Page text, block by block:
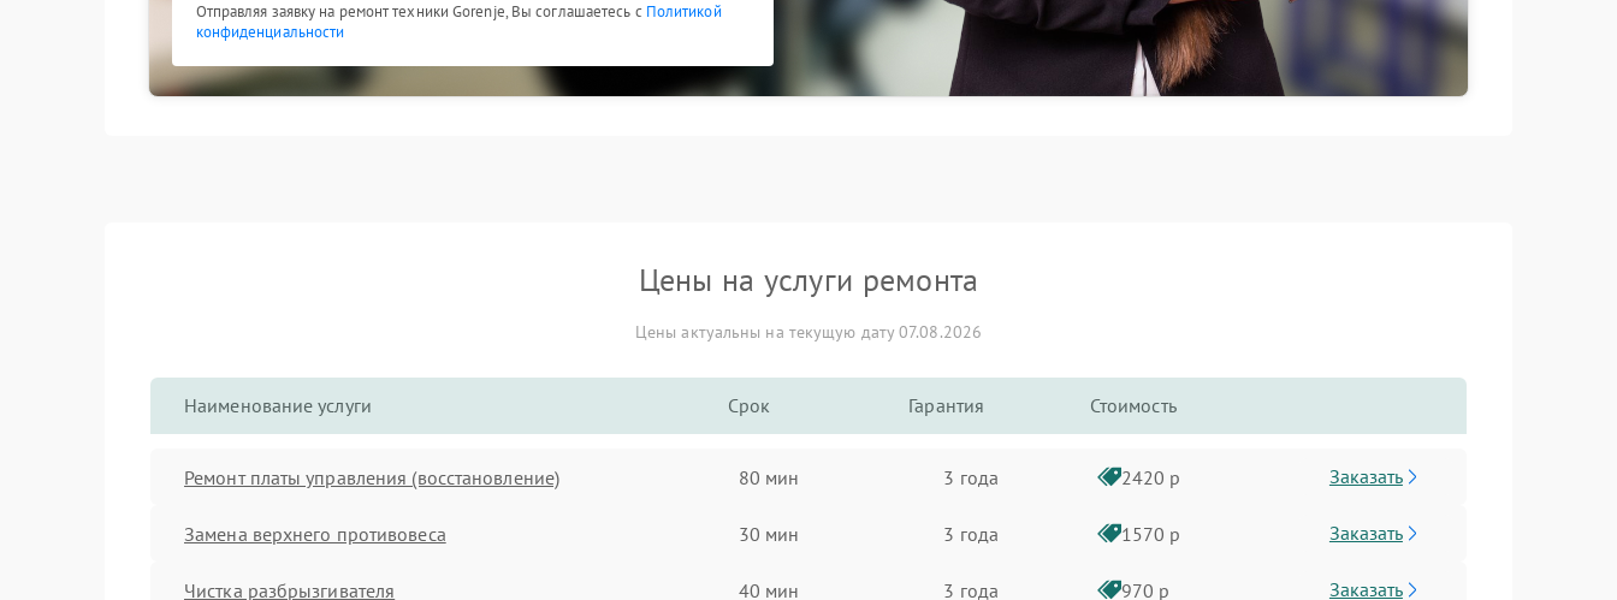
Отправляя заявку на ремонт техники Gorenje, Вы соглашаетесь с Политикой
конфиденциальности
Цены на услуги ремонта
Цены актуальны на текущую дату 07.08.2026
Наименование услуги Срок Гарантия Стоимость
Ремонт платы управления (восстановление) 80 мин 3 года 2420 р Заказать
Замена верхнего противовеса 30 мин 3 года 1570 р Заказать
Чистка разбрызгивателя 40 мин 3 года 970 р Заказать